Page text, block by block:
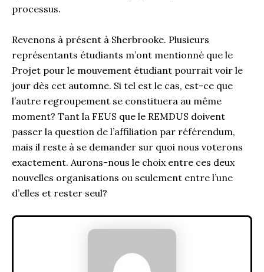
processus.
Revenons à présent à Sherbrooke. Plusieurs
représentants étudiants m’ont mentionné que le
Projet pour le mouvement étudiant pourrait voir le
jour dès cet automne. Si tel est le cas, est-ce que
l’autre regroupement se constituera au même
moment? Tant la FEUS que le REMDUS doivent
passer la question de l’affiliation par référendum,
mais il reste à se demander sur quoi nous voterons
exactement. Aurons-nous le choix entre ces deux
nouvelles organisations ou seulement entre l’une
d’elles et rester seul?